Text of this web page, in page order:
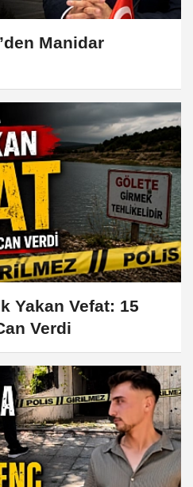
Manidar
Yakan Vefat: 15
Verdi